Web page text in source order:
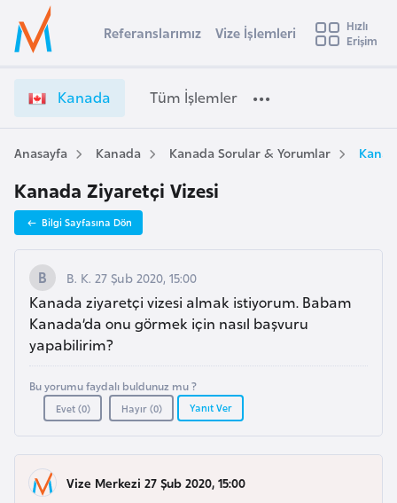
Ülke Seçimi
Başvuru yapmak istediğiniz ülkeyi seçin
Üye
Girişi
a
a
d
a
i
z
e
İ
ş
l
e
m
l
e
r
i
e
t
Referanslarımız Vize İşlemleri
Hızlı
Erişim
Kanada Tüm İşlemler
Anasayfa Kanada Kanada Sorular & Yorumlar
Kanada Ziyaretçi Vizesi
Bilgi Sayfasına Dön
B. K. 27 Şub 2020, 15:00
Kanada ziyaretçi vizesi almak istiyorum. Babam
Kanada’da onu görmek için nasıl başvuru
yapabilirim?
Bu yorumu faydalı buldunuz mu ?
Evet (0) Hayır (0) Yanıt Ver
Vize Merkezi 27 Şub 2020, 15:00
s
t
r
a
A
u
s
t
u
r
y
A
z